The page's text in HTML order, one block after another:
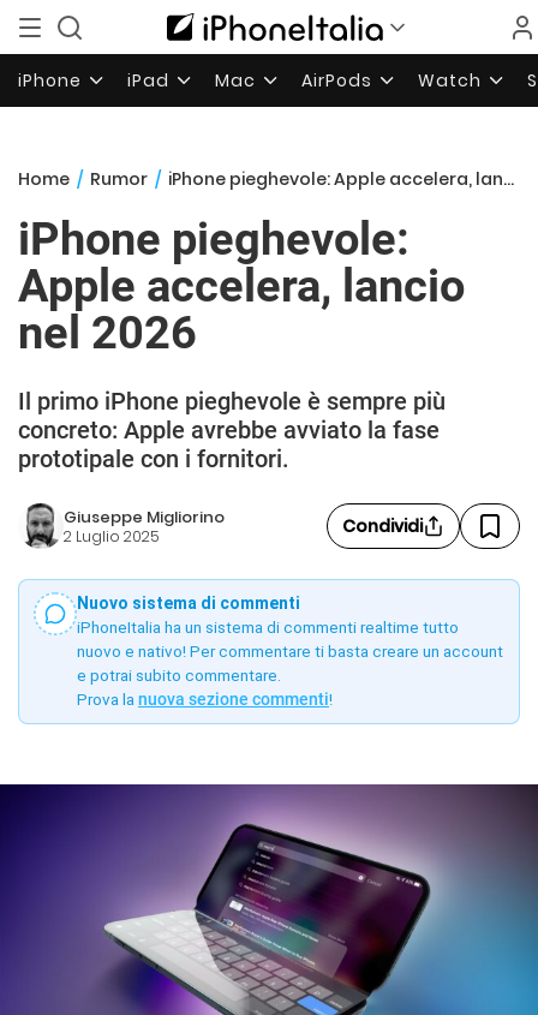
iPhone iPad Mac AirPods Watch
Home / Rumor / iPhone pieghevole: Apple accelera, lancio nel 2026
iPhone pieghevole:
Apple accelera, lancio
nel 2026
Il primo iPhone pieghevole è sempre più
concreto: Apple avrebbe avviato la fase
prototipale con i fornitori.
Giuseppe Migliorino
2 Luglio 2025 Condividi
Nuovo sistema di commenti
iPhoneItalia ha un sistema di commenti realtime tutto
nuovo e nativo! Per commentare ti basta creare un account
e potrai subito commentare.
Prova la nuova sezione commenti!